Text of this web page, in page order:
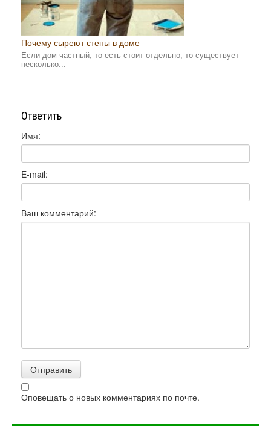
Почему сыреют стены в доме
Если дом частный, то есть стоит отдельно, то существует
несколько...
Ответить
Имя:
E-mail:
Ваш комментарий:
Оповещать о новых комментариях по почте.